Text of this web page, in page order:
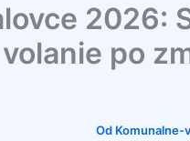
2026:
volanie po
Od Komunalne-